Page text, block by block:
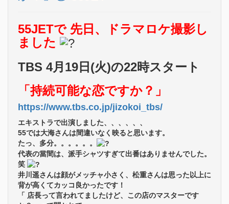
55JETで 先日、ドラマロケ撮影し
ました
TBS 4月19日(火)の22時スタート
「持続可能な恋ですか？」
https://www.tbs.co.jp/jizokoi_tbs/
エキストラで出演しました、、、、、、
55では大海さんは間違いなく映ると思います。
たっ、多分。。。。。。
代表の當間は、派手シャツすぎて出番はありませんでした。
笑
井川遥さんは顔がメッチャ小さく、松重さんは思った以上に
背が高くてカッコ良かったです！
「 店長って言われてましたけど、この店のマスターです